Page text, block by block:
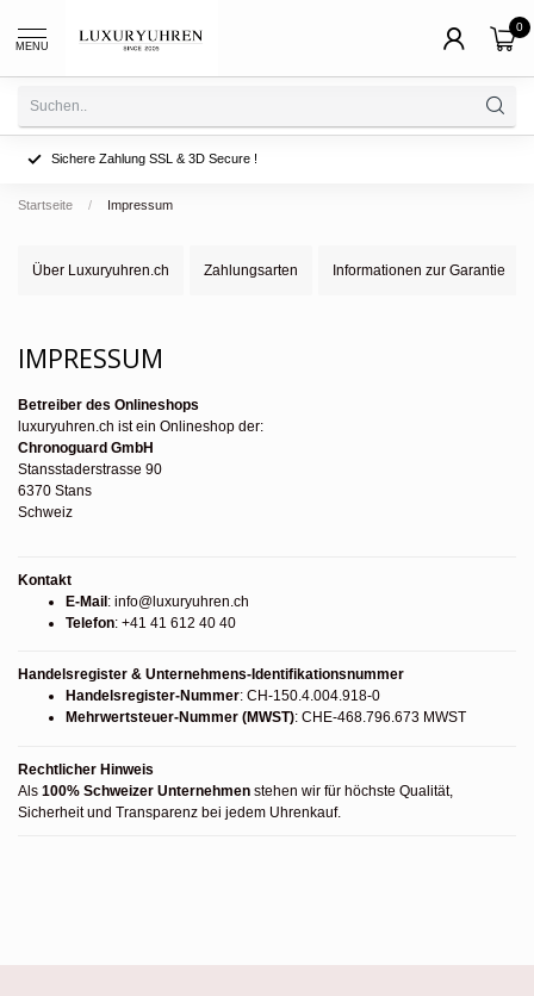
MENU
0
Sichere Zahlung SSL & 3D Secure !
Startseite / Impressum
Über Luxuryuhren.ch Zahlungsarten Informationen zur Garantie
IMPRESSUM
Betreiber des Onlineshops
luxuryuhren.ch ist ein Onlineshop der:
Chronoguard GmbH
Stansstaderstrasse 90
6370 Stans
Schweiz
Kontakt
E-Mail : info@luxuryuhren.ch
Telefon: +41 41 612 40 40
Handelsregister & Unternehmens-Identifikationsnummer
Handelsregister-Nummer: CH-150.4.004.918-0
Mehrwertsteuer-Nummer (MWST): CHE-468.796.673 MWST
Rechtlicher Hinweis
Als 100% Schweizer Unternehmen stehen wir für höchste Qualität,
Sicherheit und Transparenz bei jedem Uhrenkauf.